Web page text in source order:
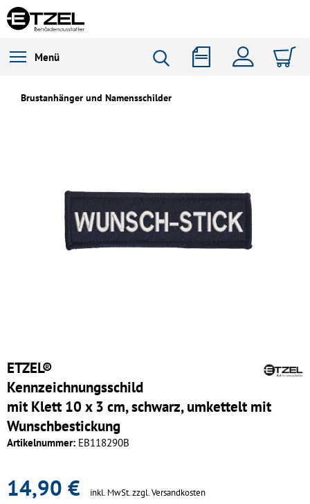
Menü
Brustanhänger und Namensschilder
ETZEL®
Kennzeichnungsschild
mit Klett 10 x 3 cm, schwarz, umkettelt mit
Wunschbestickung
Artikelnummer: EB118290B
14,90 € inkl. MwSt.zzgl. Versandkosten